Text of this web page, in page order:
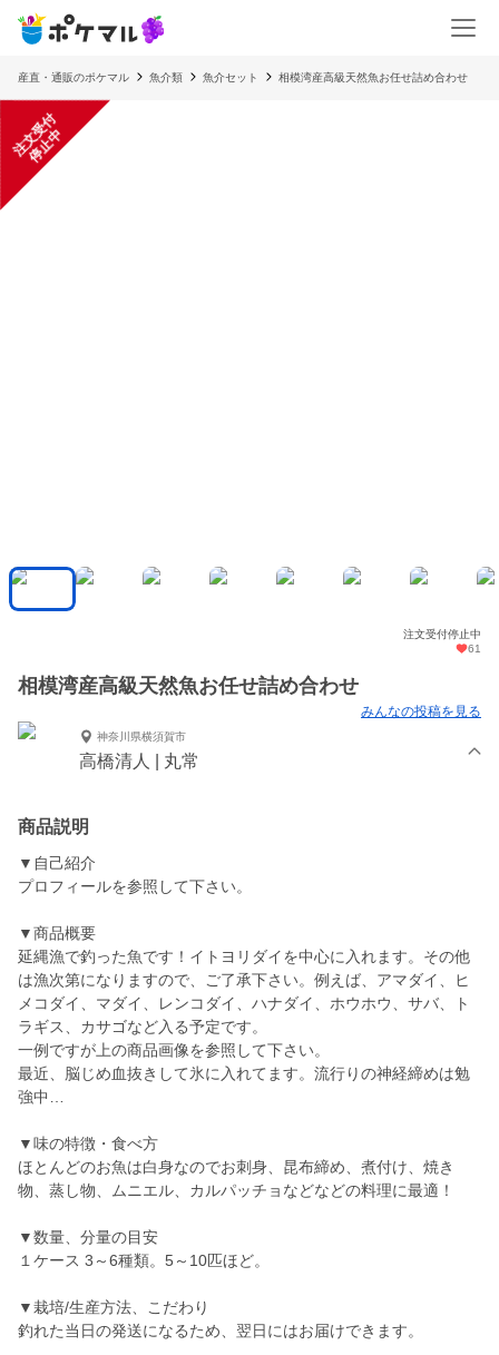
産直・通販のポケマル 魚介類 魚介セット 相模湾産高級天然魚お任せ詰め合わせ
注
文
受
付
停
止
中
注文受付停止中
61
相模湾産高級天然魚お任せ詰め合わせ
みんなの投稿を見る
神奈川県横須賀市
高橋清人 | 丸常
商品説明
▼自己紹介
プロフィールを参照して下さい。
▼商品概要
延縄漁で釣った魚です！イトヨリダイを中心に入れます。その他
は漁次第になりますので、ご了承下さい。例えば、アマダイ、ヒ
メコダイ、マダイ、レンコダイ、ハナダイ、ホウホウ、サバ、ト
ラギス、カサゴなど入る予定です。
一例ですが上の商品画像を参照して下さい。
最近、脳じめ血抜きして氷に入れてます。流行りの神経締めは勉
強中…
▼味の特徴・食べ方
ほとんどのお魚は白身なのでお刺身、昆布締め、煮付け、焼き
物、蒸し物、ムニエル、カルパッチョなどなどの料理に最適！
▼数量、分量の目安
１ケース 3～6種類。5～10匹ほど。
▼栽培/生産方法、こだわり
釣れた当日の発送になるため、翌日にはお届けできます。